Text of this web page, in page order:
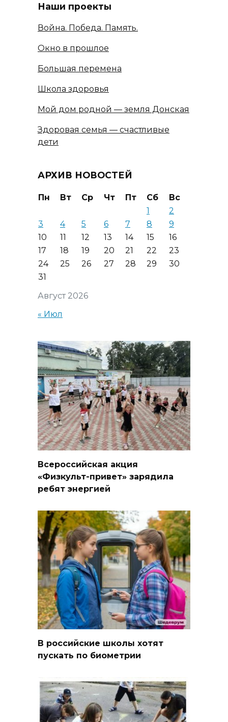
Наши проекты
Война. Победа. Память.
Окно в прошлое
Большая перемена
Школа здоровья
Мой дом родной — земля Донская
Здоровая семья — счастливые
дети
АРХИВ НОВОСТЕЙ
Август 2026
Пн Вт Ср Чт Пт Сб
Вс
1
2
3
4 5 6 7 8
9
10
11 12 13 14 15
16
17
18 19 20 21 22
23
24
25 26 27 28 29
30
31
« Июл
Всероссийская акция
«Физкульт-привет» зарядила
ребят энергией
В российские школы хотят
пускать по биометрии